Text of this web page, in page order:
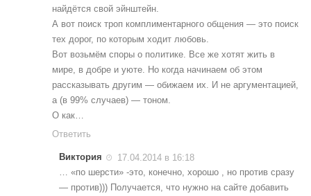
найдётся свой эйнштейн.
А вот поиск троп комплиментарного общения — это поиск
тех дорог, по которым ходит любовь.
Вот возьмём споры о политике. Все же хотят жить в
мире, в добре и уюте. Но когда начинаем об этом
рассказывать другим — обижаем их. И не аргументацией,
а (в 99% случаев) — тоном.
О как…
Ответить
Виктория
17.04.2014 в 16:18
… «по шерсти» -это, конечно, хорошо , но против сразу
— против))) Получается, что нужно на сайте добавить